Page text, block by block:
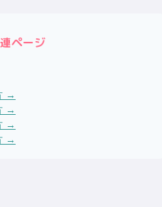
ページ
→
→
→
→